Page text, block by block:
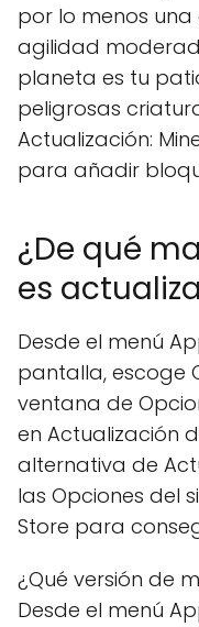
por lo menos
agilidad
planeta es tu
peligrosas
Actualización:
para añadir
¿De qué
es
Desde el menú
pantalla, escoge
ventana de
en Actualización
alternativa de
las Opciones del
Store para
¿Qué versión de
Desde el menú